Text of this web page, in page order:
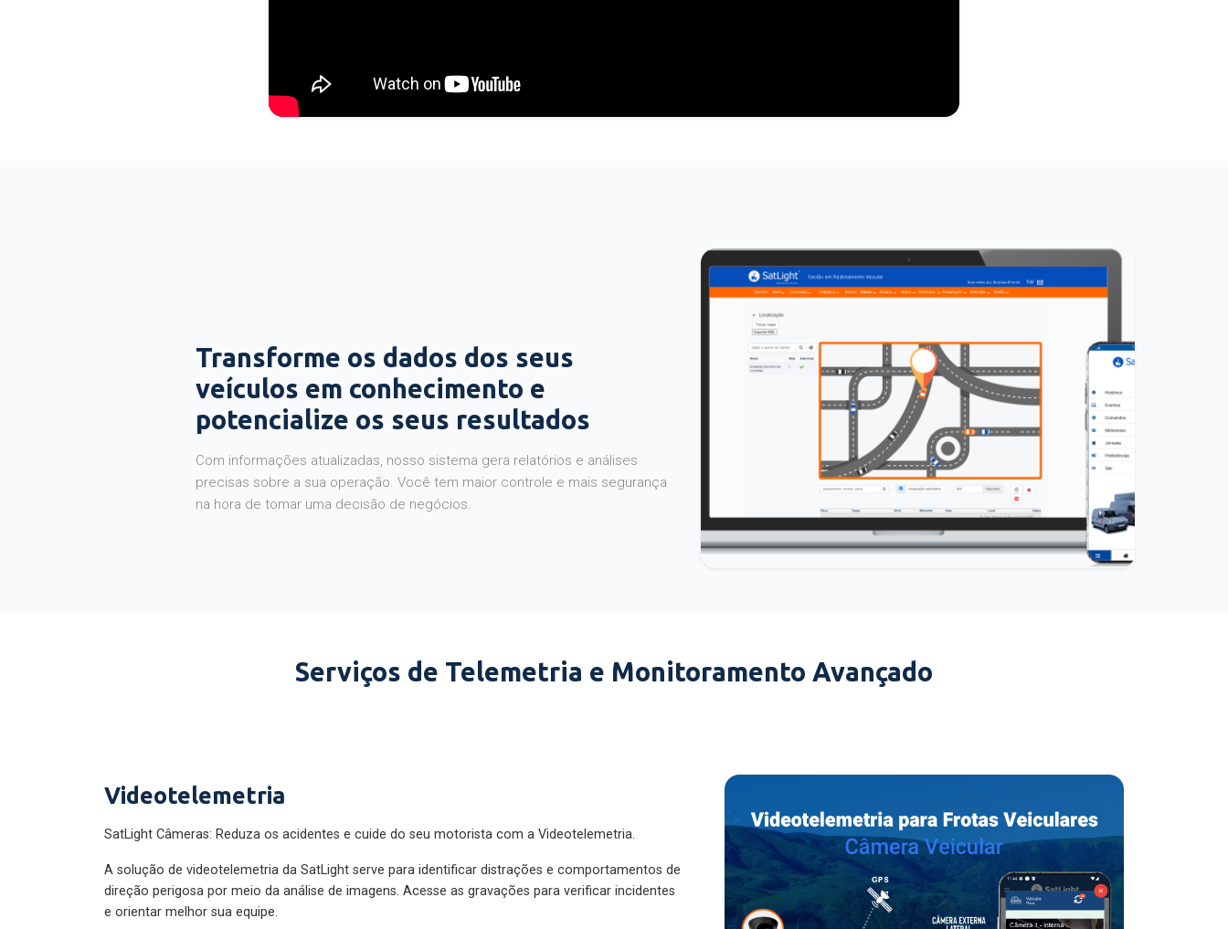
Transforme os dados dos seus
veículos em conhecimento e
potencialize os seus resultados
Com informações atualizadas, nosso sistema gera relatórios e análises
precisas sobre a sua operação. Você tem maior controle e mais segurança
na hora de tomar uma decisão de negócios.
Serviços de Telemetria e Monitoramento Avançado
Videotelemetria
SatLight Câmeras: Reduza os acidentes e cuide do seu motorista com a Videotelemetria.
A solução de videotelemetria da SatLight serve para identificar distrações e comportamentos de
direção perigosa por meio da análise de imagens. Acesse as gravações para verificar incidentes
e orientar melhor sua equipe.